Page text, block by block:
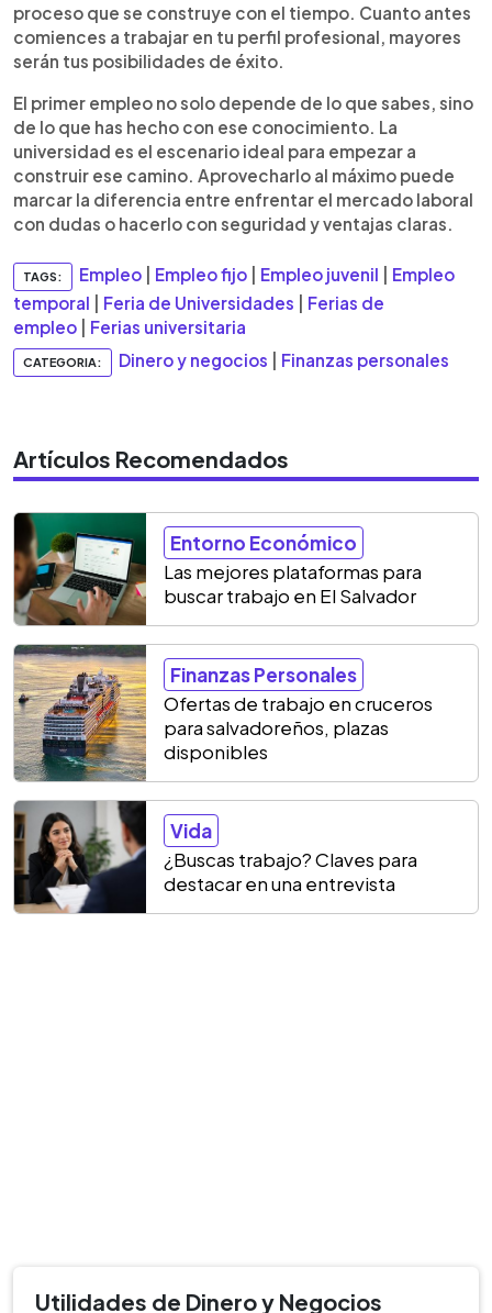
proceso que se construye con el tiempo. Cuanto antes
comiences a trabajar en tu perfil profesional, mayores
serán tus posibilidades de éxito.
El primer empleo no solo depende de lo que sabes, sino
de lo que has hecho con ese conocimiento. La
universidad es el escenario ideal para empezar a
construir ese camino. Aprovecharlo al máximo puede
marcar la diferencia entre enfrentar el mercado laboral
con dudas o hacerlo con seguridad y ventajas claras.
TAGS: Empleo Empleo fijo Empleo juvenil
Empleo
temporal
Feria de Universidades
Ferias de
empleo
Ferias universitaria
CATEGORIA: Dinero y negocios Finanzas personales
Artículos Recomendados
Entorno Económico
Las mejores plataformas para
buscar trabajo en El Salvador
Finanzas Personales
Ofertas de trabajo en cruceros
para salvadoreños, plazas
disponibles
Vida
¿Buscas trabajo? Claves para
destacar en una entrevista
Utilidades de Dinero y Negocios